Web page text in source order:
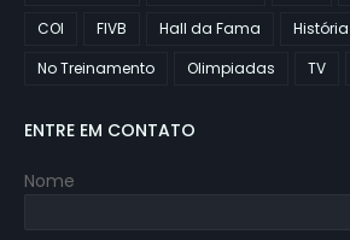
COI
FIVB Hall da Fama
História
No Treinamento
Olimpiadas TV
ENTRE EM CONTATO
Nome